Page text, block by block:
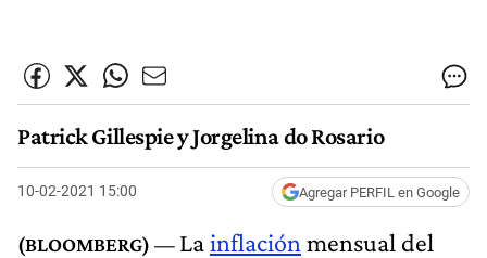
Patrick Gillespie y Jorgelina do Rosario
10-02-2021 15:00 Agregar PERFIL en Google
Lainflación mensual del